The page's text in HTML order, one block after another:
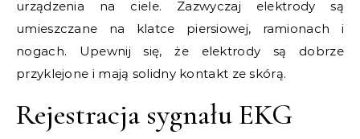
urządzenia na ciele. Zazwyczaj elektrody są
umieszczane na klatce piersiowej, ramionach i
nogach. Upewnij się, że elektrody są dobrze
przyklejone i mają solidny kontakt ze skórą.
Rejestracja sygnału EKG